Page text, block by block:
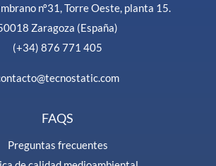
nº31, Torre Oeste, planta 15.
Zaragoza (España)
(+34) 876 771 405
FAQS
Preguntas frecuentes